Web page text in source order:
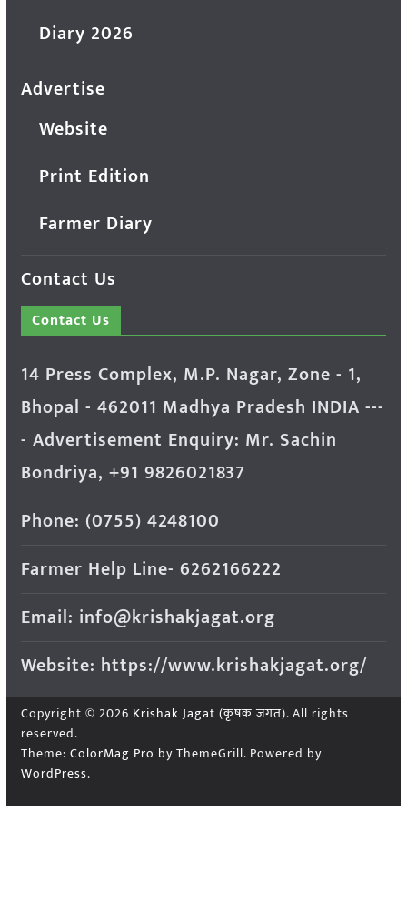
Diary 2026
Advertise
Website
Print Edition
Farmer Diary
Contact Us
Contact Us
14 Press Complex, M.P. Nagar, Zone - 1,
Bhopal - 462011 Madhya Pradesh INDIA ---
- Advertisement Enquiry: Mr. Sachin
Bondriya, +91 9826021837
Phone: (0755) 4248100
Farmer Help Line- 6262166222
Email: info@krishakjagat.org
Website: https://www.krishakjagat.org/
Copyright © 2026 Krishak Jagat (कृषक जगत). All rights
reserved.
Theme: ColorMag Pro by ThemeGrill. Powered by
WordPress.